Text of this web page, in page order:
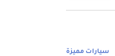
سيارات مميزة